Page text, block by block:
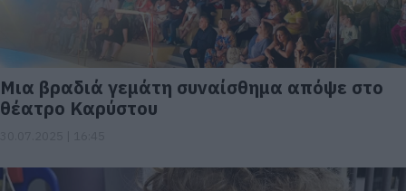
Μια βραδιά γεμάτη συναίσθημα απόψε στο
θέατρο Καρύστου